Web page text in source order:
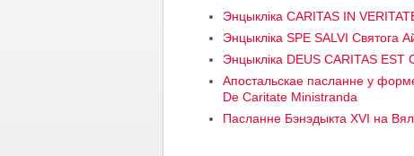
Энцыкліка CARITAS IN
Энцыкліка SPE SALVI Святога
Энцыкліка DEUS CARITAS EST
Апостальскае пасланне у
De Caritate Ministranda
Пасланне Бэнэдыкта XVI на